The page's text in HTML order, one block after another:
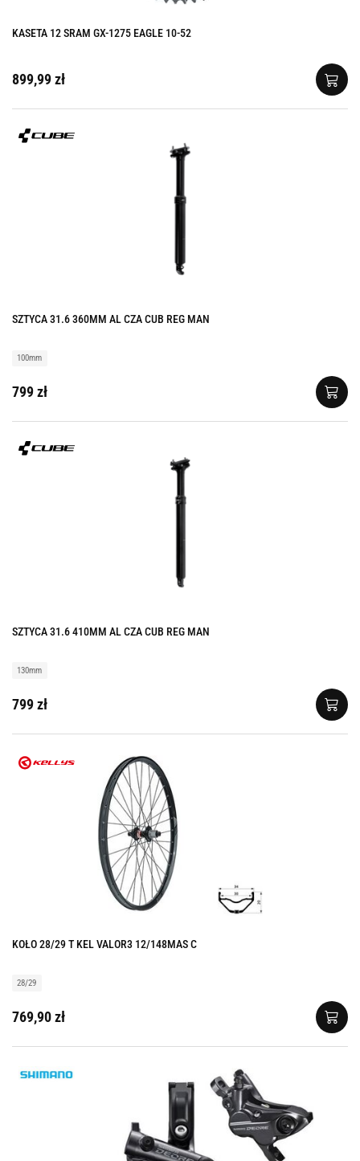
KASETA 12 SRAM GX-1275 EAGLE 10-52
899,99 zł
SZTYCA 31.6 360MM AL CZA CUB REG MAN
100mm
799 zł
SZTYCA 31.6 410MM AL CZA CUB REG MAN
130mm
799 zł
KOŁO 28/29 T KEL VALOR3 12/148MAS C
28/29
769,90 zł